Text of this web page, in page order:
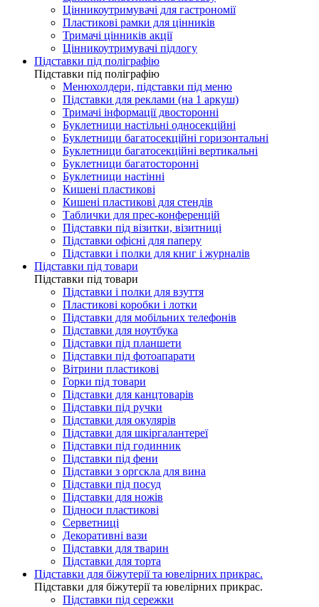
Цінникоутримувачі для гастрономії
Пластикові рамки для цінників
Тримачі цінників акції
Цінникоутримувачі підлогу
Підставки під поліграфію
Підставки під поліграфію
Менюхолдери, підставки під меню
Підставки для реклами (на 1 аркуш)
Тримачі інформації двосторонні
Буклетници настільні односекційні
Буклетници багатосекційні горизонтальні
Буклетници багатосекційні вертикальні
Буклетници багатосторонні
Буклетници настінні
Кишені пластикові
Кишені пластикові для стендів
Таблички для прес-конференцій
Підставки під візитки, візитниці
Підставки офісні для паперу
Підставки і полки для книг і журналів
Підставки під товари
Підставки під товари
Підставки і полки для взуття
Пластикові коробки і лотки
Підставки для мобільних телефонів
Підставки для ноутбука
Підставки під планшети
Підставки під фотоапарати
Вітрини пластикові
Горки під товари
Підставки для канцтоварів
Підставки під ручки
Підставки для окулярів
Підставки для шкіргалантереї
Підставки під годинник
Підставки під фени
Підставки з оргскла для вина
Підставки під посуд
Підставки для ножів
Підноси пластикові
Серветниці
Декоративні вази
Підставки для тварин
Підставки для торта
Підставки для біжутерії та ювелірниx прикрас.
Підставки для біжутерії та ювелірниx прикрас.
Підставки під сережки